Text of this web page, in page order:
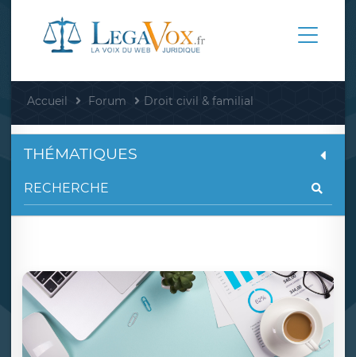
Accueil Forum Droit civil & familial
THÉMATIQUES